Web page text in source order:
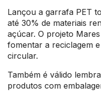
Lançou a garrafa PET
até 30% de materiais
açúcar. O projeto
fomentar a reciclagem
circular.
Também é válido
produtos com